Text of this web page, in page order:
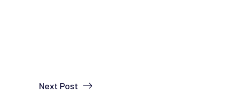
Next Post